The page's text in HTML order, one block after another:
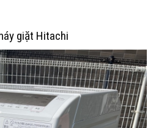
giặt Hitachi